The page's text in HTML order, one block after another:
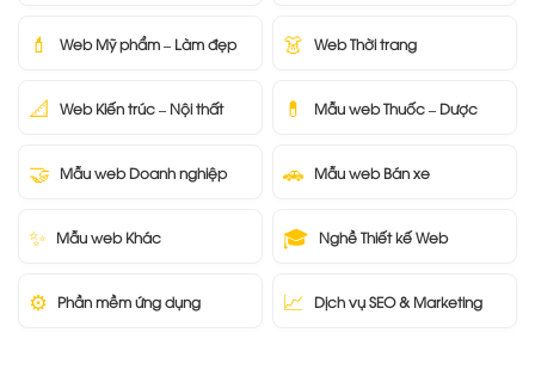
💄 Web Mỹ phẩm – Làm đẹp 👗 Web Thời trang
📐 Web Kiến trúc – Nội thất 💊 Mẫu web Thuốc – Dược
🤝 Mẫu web Doanh nghiệp 🚗 Mẫu web Bán xe
✨ Mẫu web Khác 🎓 Nghề Thiết kế Web
⚙️ Phần mềm ứng dụng 📈 Dịch vụ SEO & Marketing